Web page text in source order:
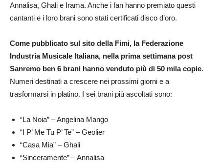
Annalisa, Ghali e Irama. Anche i fan hanno premiato questi
cantanti e i loro brani sono stati certificati disco d’oro.
Come pubblicato sul sito della Fimi, la Federazione
Industria Musicale Italiana, nella prima settimana post
Sanremo ben 6 brani hanno venduto più di 50 mila copie.
Numeri destinati a crescere nei prossimi giorni e a
trasformarsi in platino. I sei brani più ascoltati sono:
“La Noia” – Angelina Mango
“I P’ Me Tu P’ Te” – Geolier
“Casa Mia” – Ghali
“Sinceramente” – Annalisa